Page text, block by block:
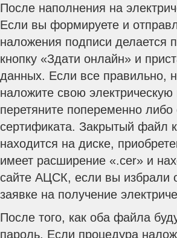
После наполнения на
Если вы формируете и
наложения подписи делается
кнопку «Здати онлайн» и
данных. Если все правильно,
наложите свою
перетяните попеременно
сертификата. Закрытый файл
находится на диске,
имеет расширение «.cer» и
сайте АЦСК, если вы избрали
заявке на получение
После того, как оба файла
пароль. Если процедура